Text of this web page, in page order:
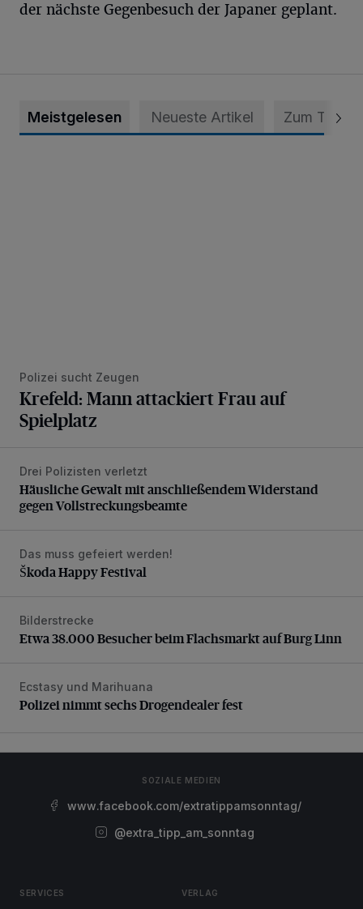
der nächste Gegenbesuch der Japaner geplant.
Meistgelesen Neueste Artikel Zum Thema
Polizei sucht Zeugen
Krefeld: Mann attackiert Frau auf
Spielplatz
Häusliche Gewalt mit anschließendem Widerstand gegen
Drei Polizisten verletzt
Häusliche Gewalt mit anschließendem Widerstand
gegen Vollstreckungsbeamte
Škoda Happy Festival
Das muss gefeiert werden!
Škoda Happy Festival
Etwa 38.000 Besucher beim Flachsmarkt auf Burg Linn
Bilderstrecke
Etwa 38.000 Besucher beim Flachsmarkt auf Burg Linn
Polizei nimmt sechs Drogendealer fest
Ecstasy und Marihuana
Polizei nimmt sechs Drogendealer fest
SOZIALE MEDIEN
www.facebook.com/extratippamsonntag/
@extra_tipp_am_sonntag
SERVICES VERLAG